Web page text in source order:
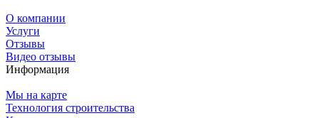
О компании
Услуги
Отзывы
Видео отзывы
Информация
Мы на карте
Технология строительства